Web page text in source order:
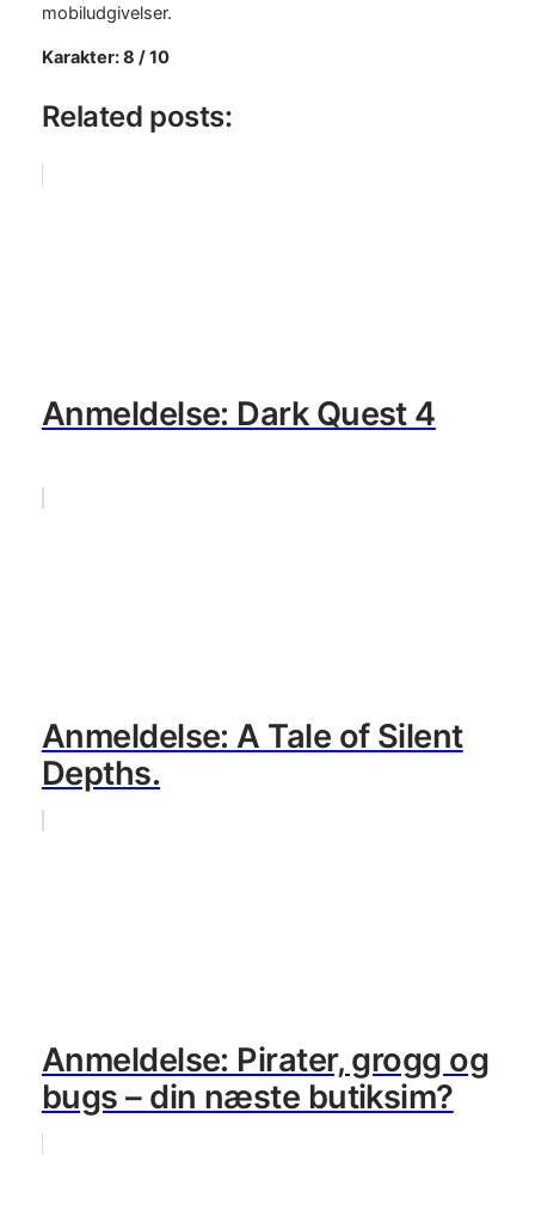
mobiludgivelser.
Karakter: 8 / 10
Related posts:
Anmeldelse: Dark Quest 4
Anmeldelse: A Tale of Silent
Depths.
Anmeldelse: Pirater, grogg og
bugs – din næste butiksim?